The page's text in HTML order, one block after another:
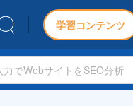
学習コンテンツ